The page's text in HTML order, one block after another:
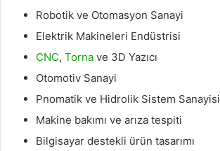
Robotik ve Otomasyon Sanayi
Elektrik Makineleri Endüstrisi
CNC, Torna ve 3D Yazıcı
Otomotiv Sanayi
Pnomatik ve Hidrolik Sistem Sanayisi
Makine bakımı ve arıza tespiti
Bilgisayar destekli ürün tasarımı